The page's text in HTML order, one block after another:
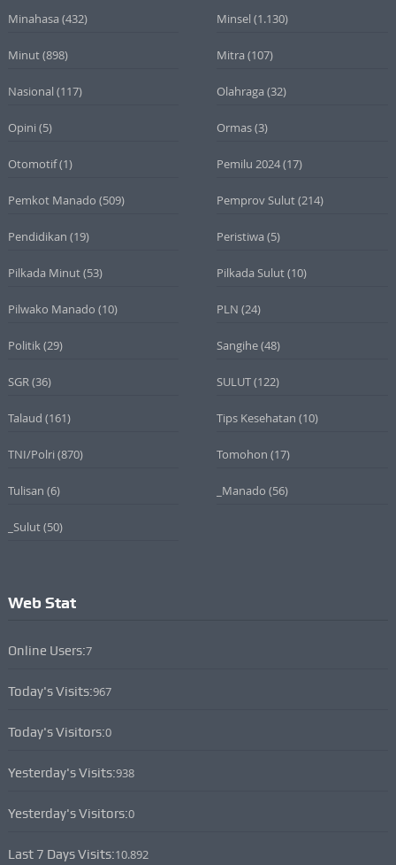
Minahasa (432) Minsel (1.130)
Minut(898) Mitra (107)
Nasional (117) Olahraga (32)
Opini (5) Ormas(3)
Otomotif(1) Pemilu 2024(17)
Pemkot Manado (509) Pemprov Sulut(214)
Pendidikan (19) Peristiwa (5)
Pilkada Minut(53) Pilkada Sulut(10)
Pilwako Manado (10) PLN (24)
Politik(29) Sangihe(48)
SGR(36) SULUT(122)
Talaud (161) Tips Kesehatan (10)
TNI/Polri (870) Tomohon (17)
Tulisan (6) _Manado (56)
_Sulut(50)
Web Stat
Online Users:7
Today's Visits:967
Today's Visitors:0
Yesterday's Visits:938
Yesterday's Visitors:0
Last 7 Days Visits:10.892